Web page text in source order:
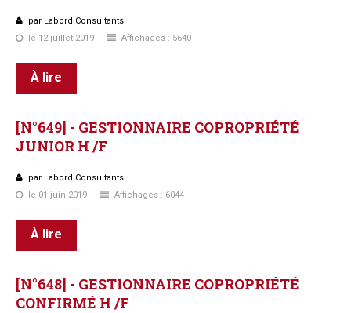
par Labord Consultants
le 12 juillet 2019
Affichages : 5640
À lire
[N°649] - GESTIONNAIRE COPROPRIÉTÉ
JUNIOR H /F
par Labord Consultants
le 01 juin 2019
Affichages : 6044
À lire
[N°648] - GESTIONNAIRE COPROPRIÉTÉ
CONFIRMÉ H /F